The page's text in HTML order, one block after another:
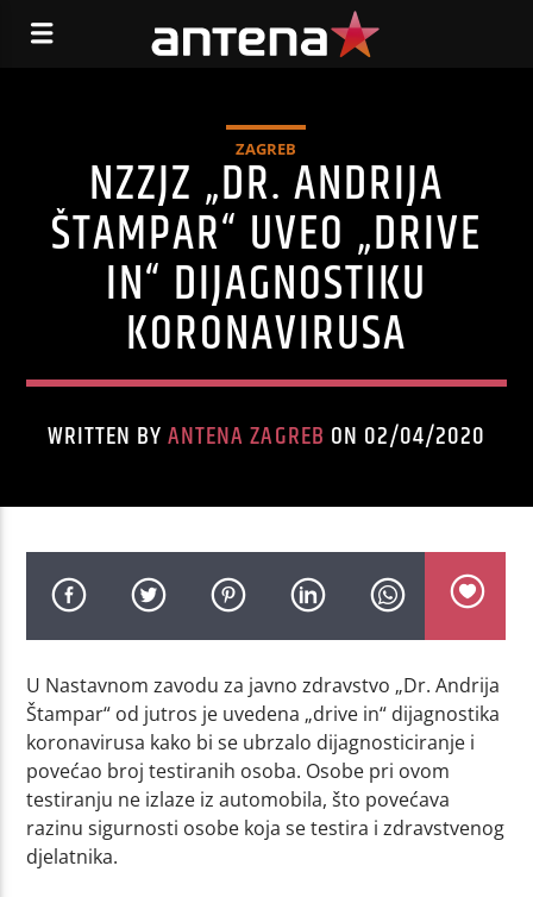
ZAGREB
NZZJZ „DR. ANDRIJA
ŠTAMPAR“ UVEO „DRIVE
IN“ DIJAGNOSTIKU
KORONAVIRUSA
WRITTEN BYANTENA ZAGREB ON 02/04/2020
U Nastavnom zavodu za javno zdravstvo „Dr. Andrija
Štampar“ od jutros je uvedena „drive in“ dijagnostika
koronavirusa kako bi se ubrzalo dijagnosticiranje i
povećao broj testiranih osoba. Osobe pri ovom
testiranju ne izlaze iz automobila, što povećava
razinu sigurnosti osobe koja se testira i zdravstvenog
djelatnika.